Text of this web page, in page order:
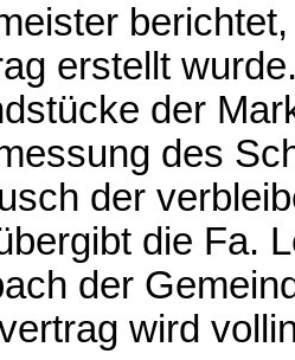
erstellt
der
des
der
die Fa.
der
wird